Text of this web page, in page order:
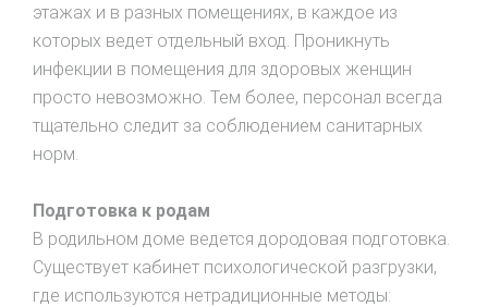
этажах и в разных помещениях, в каждое из
которых ведет отдельный вход. Проникнуть
инфекции в помещения для здоровых женщин
просто невозможно. Тем более, персонал всегда
тщательно следит за соблюдением санитарных
норм.
Подготовка к родам
В родильном доме ведется дородовая подготовка.
Существует кабинет психологической разгрузки,
где используются нетрадиционные методы: